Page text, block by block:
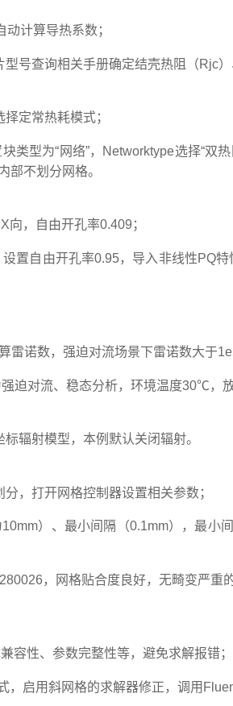
计算导热系数；
号查询相关手册确定结壳热阻（Rjc）
定常热耗模式；
类型为“网络”，Networktype选择“双
部不划分网格。
向，自由开孔率0.409；
置自由开孔率0.95，导入非线性PQ
数，强迫对流场景下雷诺数大于
迫对流、稳态分析，环境温度30℃，
辐射模型，本例默认关闭辐射。
，打开网格控制器设置相关参数；
）、 最小间隔（0.1mm），最小
，网格贴合度良好，无畸变严重
容性、参数完整性等，避免求解报错；
启用斜网格的求解器修正，调用